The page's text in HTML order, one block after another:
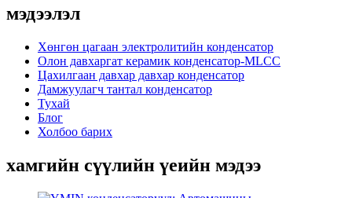
мэдээлэл
Хөнгөн цагаан электролитийн конденсатор
Олон давхаргат керамик конденсатор-MLCC
Цахилгаан давхар давхар конденсатор
Дамжуулагч тантал конденсатор
Тухай
Блог
Холбоо барих
хамгийн сүүлийн үеийн мэдээ